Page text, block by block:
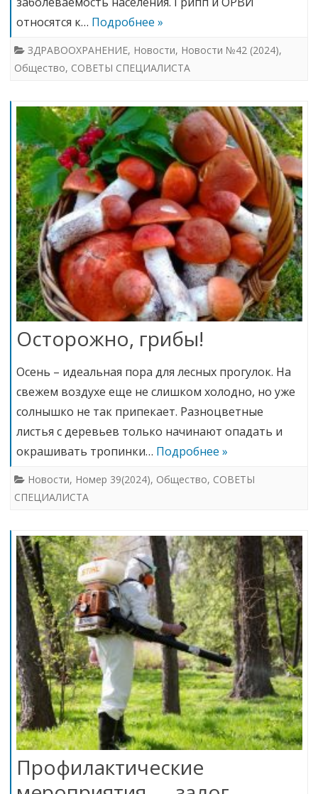
относятся к… Подробнее »
ЗДРАВООХРАНЕНИЕ, Новости, Новости №42 (2024),
Общество, СОВЕТЫ СПЕЦИАЛИСТА
Осторожно, грибы!
Осень – идеальная пора для лесных прогулок. На
свежем воздухе еще не слишком холодно, но уже
солнышко не так припекает. Разноцветные
листья с деревьев только начинают опадать и
окрашивать тропинки… Подробнее »
Новости, Номер 39(2024), Общество, СОВЕТЫ
СПЕЦИАЛИСТА
Профилактические